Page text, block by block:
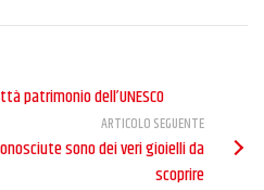
patrimonio dell’UNESCO
ARTICOLO SEGUENTE
sono dei veri gioielli da
scoprire